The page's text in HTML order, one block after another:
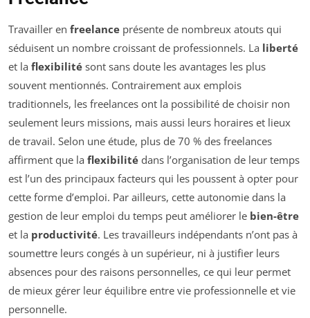
Travailler en freelance présente de nombreux atouts qui
séduisent un nombre croissant de professionnels. La liberté
et la flexibilité sont sans doute les avantages les plus
souvent mentionnés. Contrairement aux emplois
traditionnels, les freelances ont la possibilité de choisir non
seulement leurs missions, mais aussi leurs horaires et lieux
de travail. Selon une étude, plus de 70 % des freelances
affirment que la flexibilité dans l’organisation de leur temps
est l’un des principaux facteurs qui les poussent à opter pour
cette forme d’emploi. Par ailleurs, cette autonomie dans la
gestion de leur emploi du temps peut améliorer le bien-être
et la productivité. Les travailleurs indépendants n’ont pas à
soumettre leurs congés à un supérieur, ni à justifier leurs
absences pour des raisons personnelles, ce qui leur permet
de mieux gérer leur équilibre entre vie professionnelle et vie
personnelle.